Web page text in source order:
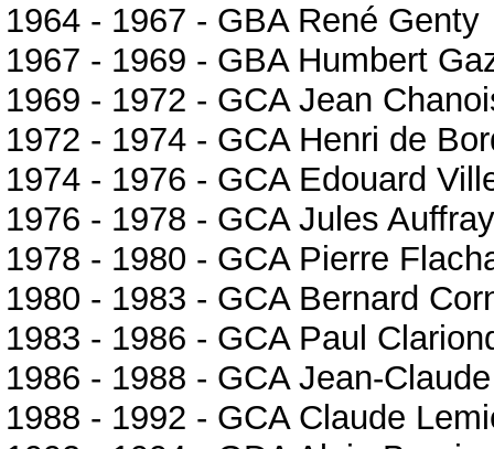
1964 - 1967 - GBA René Genty
1967 - 1969 - GBA Humbert
1969 - 1972 - GCA Jean
1972 - 1974 - GCA Henri de
1974 - 1976 - GCA Edouard
1976 - 1978 - GCA Jules Auffray
1978 - 1980 - GCA Pierre
1980 - 1983 - GCA Bernard
1983 - 1986 - GCA Paul
1986 - 1988 - GCA Jean-
1988 - 1992 - GCA Claude